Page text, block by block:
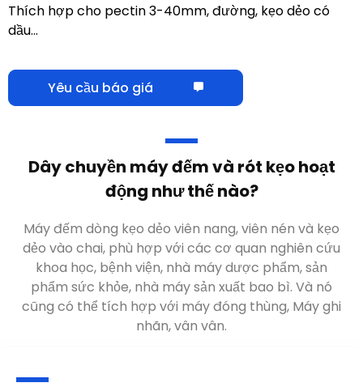
Thích hợp cho pectin 3-40mm, đường, kẹo dẻo có
dầu…
Yêu cầu báo giá
Dây chuyền máy đếm và rót kẹo hoạt
động như thế nào?
Máy đếm dòng kẹo dẻo viên nang, viên nén và kẹo
dẻo vào chai, phù hợp với các cơ quan nghiên cứu
khoa học, bệnh viện, nhà máy dược phẩm, sản
phẩm sức khỏe, nhà máy sản xuất bao bì. Và nó
cũng có thể tích hợp với máy đóng thùng, Máy ghi
nhãn, vân vân.